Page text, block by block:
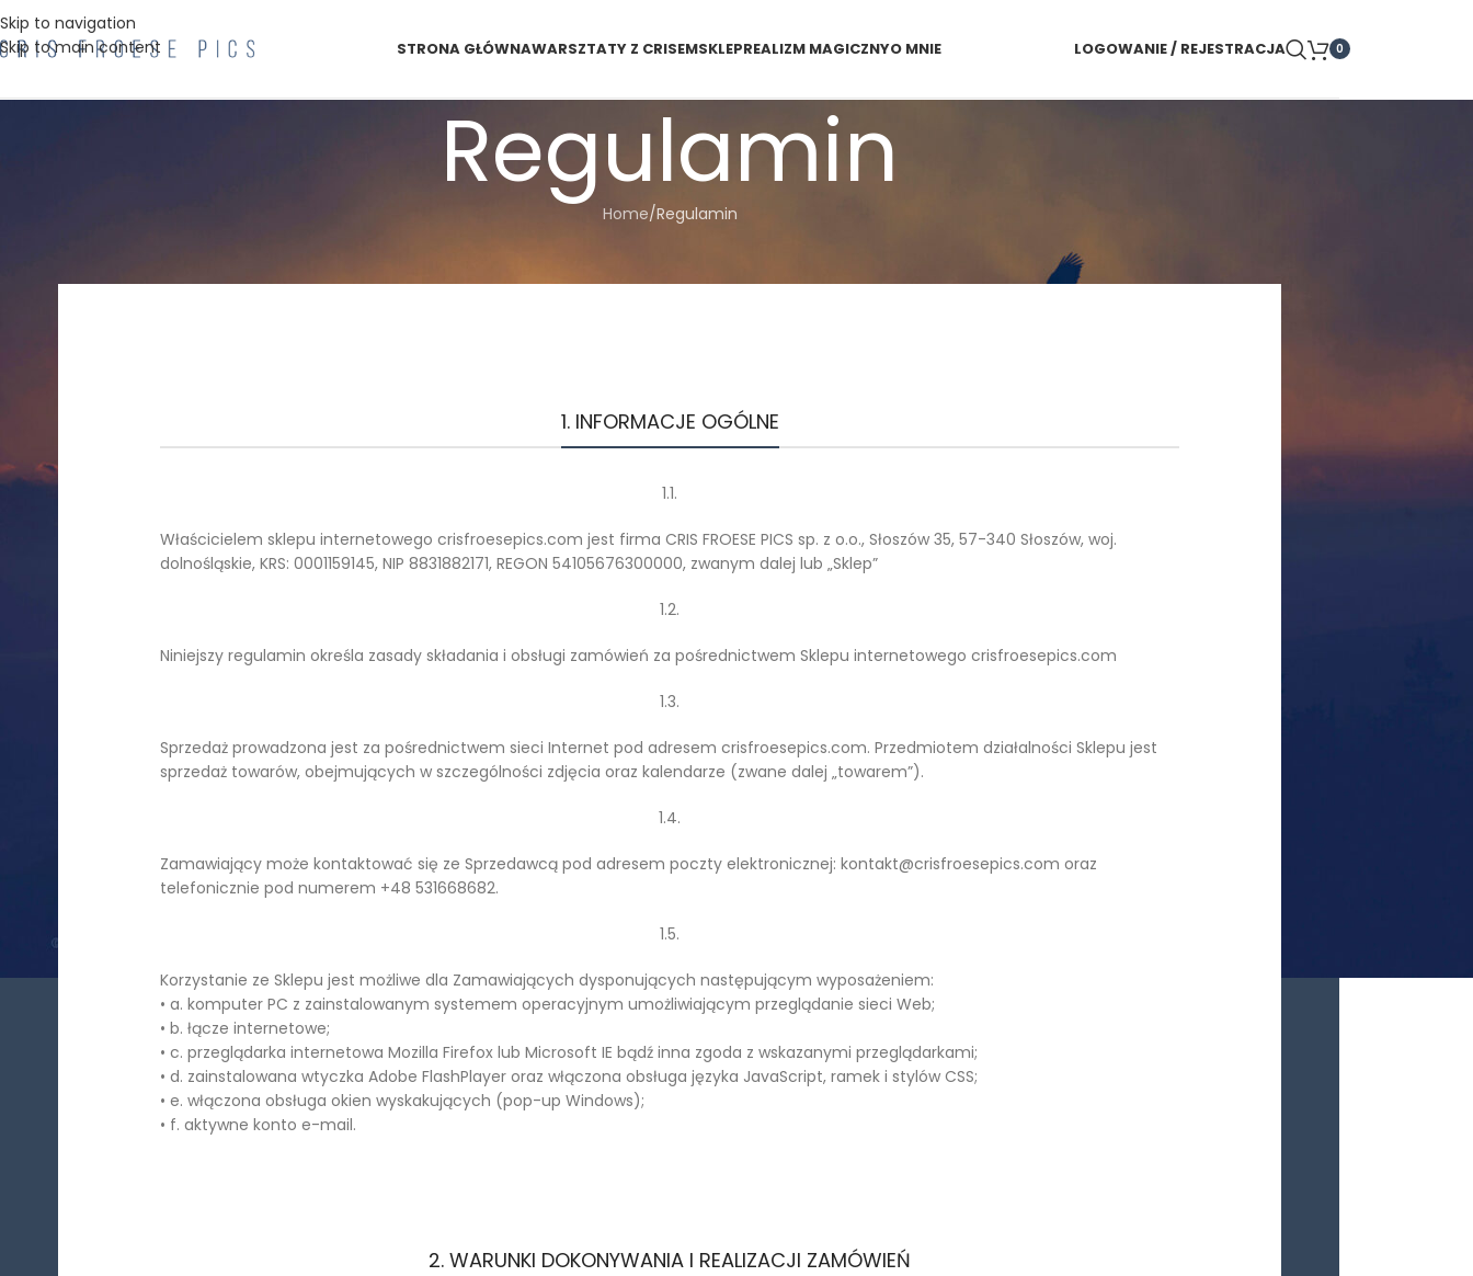
Skip to navigation
Skip to main content
STRONA GŁÓWNAWARSZTATY Z CRISEMSKLEPREALIZM MAGICZNYO MNIE LOGOWANIE / REJESTRACJA 0
Regulamin
Home Regulamin
1. INFORMACJE OGÓLNE
1.1.
Właścicielem sklepu internetowego crisfroesepics.com jest firma CRIS FROESE PICS sp. z o.o., Słoszów 35, 57-340 Słoszów, woj.
dolnośląskie, KRS: 0001159145, NIP 8831882171, REGON 54105676300000, zwanym dalej lub „Sklep”
1.2.
Niniejszy regulamin określa zasady składania i obsługi zamówień za pośrednictwem Sklepu internetowego crisfroesepics.com
1.3.
Sprzedaż prowadzona jest za pośrednictwem sieci Internet pod adresem crisfroesepics.com. Przedmiotem działalności Sklepu jest
sprzedaż towarów, obejmujących w szczególności zdjęcia oraz kalendarze (zwane dalej „towarem”).
1.4.
Zamawiający może kontaktować się ze Sprzedawcą pod adresem poczty elektronicznej: kontakt@crisfroesepics.com oraz
telefonicznie pod numerem +48 531668682.
1.5.
Korzystanie ze Sklepu jest możliwe dla Zamawiających dysponujących następującym wyposażeniem:
• a. komputer PC z zainstalowanym systemem operacyjnym umożliwiającym przeglądanie sieci Web;
• b. łącze internetowe;
• c. przeglądarka internetowa Mozilla Firefox lub Microsoft IE bądź inna zgoda z wskazanymi przeglądarkami;
• d. zainstalowana wtyczka Adobe FlashPlayer oraz włączona obsługa języka JavaScript, ramek i stylów CSS;
• e. włączona obsługa okien wyskakujących (pop-up Windows);
• f. aktywne konto e-mail.
2. WARUNKI DOKONYWANIA I REALIZACJI ZAMÓWIEŃ